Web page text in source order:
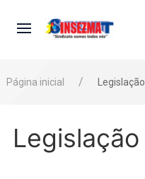
Página inicial Legislação
Legislação